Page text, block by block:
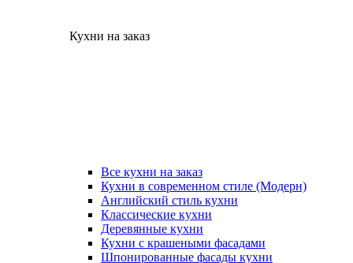
Кухни на заказ
Все кухни на заказ
Кухни в современном стиле (Модерн)
Английский стиль кухни
Классические кухни
Деревянные кухни
Кухни с крашеными фасадами
Шпонированные фасады кухни